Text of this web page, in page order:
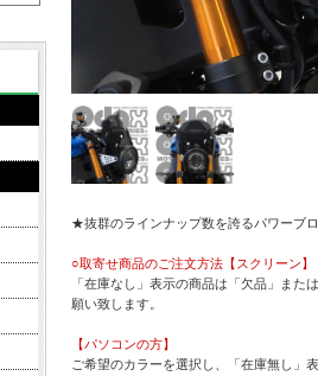
★抜群のラインナップ数を誇るパワーブ
○取寄せ商品のご注文方法【スクリーン】
「在庫なし」表示の商品は「欠品」ま
願い致します。
【パソコンの方】
ご希望のカラーを選択し、「在庫無し」